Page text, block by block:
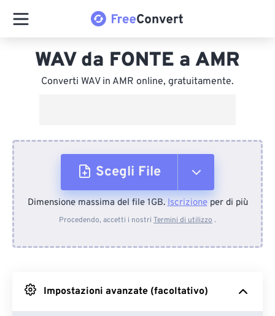
WAV da FONTE a AMR
Converti WAV in AMR online, gratuitamente.
Scegli File
Dal dispositivo
Da Google Drive
Dimensione massima del file 1GB.Iscrizioneper di più
Procedendo, accetti i nostri Termini di utilizzo .
Impostazioni avanzate (facoltativo)